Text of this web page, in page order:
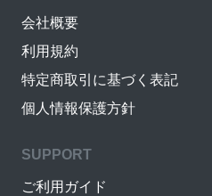
会社概要
利用規約
特定商取引に基づく表記
個人情報保護方針
SUPPORT
ご利用ガイド